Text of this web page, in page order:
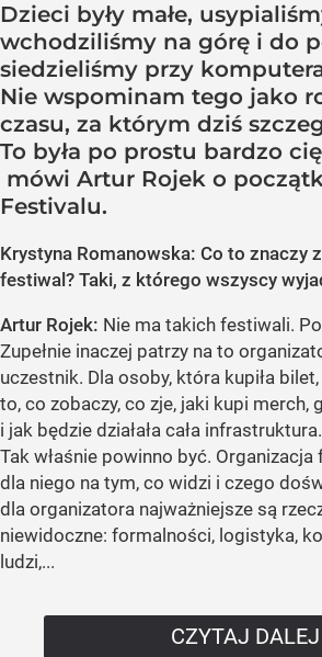
Dzieci były małe,
wchodziliśmy na górę i do
siedzieliśmy przy
Nie wspominam tego jako
czasu, za którym dziś
To była po prostu bardzo
mówi Artur Rojek o
Festivalu.
Krystyna Romanowska: Co to znaczy
festiwal? Taki, z którego wszyscy
Artur Rojek: Nie ma takich festiwali.
Zupełnie inaczej patrzy na to
uczestnik. Dla osoby, która kupiła
to, co zobaczy, co zje, jaki kupi merch,
i jak będzie działała cała
Tak właśnie powinno być.
dla niego na tym, co widzi i czego
dla organizatora najważniejsze są
niewidoczne: formalności, logistyka,
ludzi,...
CZYTAJ DALEJ